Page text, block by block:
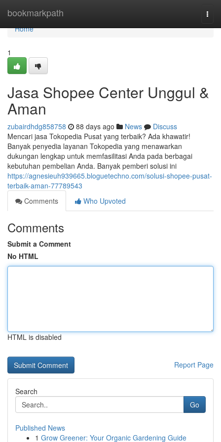
bookmarkpath
Home
Home
1
Jasa Shopee Center Unggul &
Aman
zubairdhdg858758 88 days ago News
Discuss
Mencari jasa Tokopedia Pusat yang terbaik? Ada khawatir!
Banyak penyedia layanan Tokopedia yang menawarkan
dukungan lengkap untuk memfasilitasi Anda pada berbagai
kebutuhan pembelian Anda. Banyak pemberi solusi ini
https://agnesieuh939665.bloguetechno.com/solusi-shopee-pusat-
terbaik-aman-77789543
Comments
Who Upvoted
Comments
Submit a Comment
No HTML
HTML is disabled
Report Page
Search
Go
Published News
1 Grow Greener: Your Organic Gardening Guide